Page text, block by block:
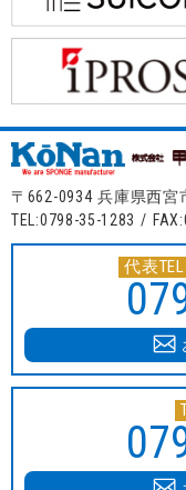
〒662-0934 兵庫県西宮
TEL:0798-35-1283 /
代表TEL